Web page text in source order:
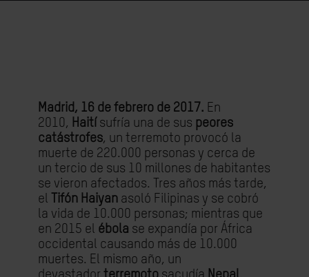
Madrid, 16 de febrero de 2017. En
2010, Haití sufría una de sus peores
catástrofes, un terremoto provocó la
muerte de 220.000 personas y cerca de
un tercio de sus 10 millones de habitantes
se vieron afectados. Tres años más tarde,
el
Tifón Haiyan asoló Filipinas y se cobró
la vida de 10.000 personas; mientras que
en 2015 el ébola se expandía por África
occidental causando más de 10.000
muertes. El mismo año, un